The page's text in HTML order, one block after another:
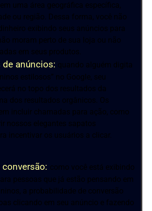
uma área geográfica específica,
ou região. Dessa forma, você não
exibindo seus anúncios para
moram perto de sua loja ou não
em seus produtos.
de anúncios: quando alguém digita
estilosos” no Google, seu
no topo dos resultados da
dos resultados orgânicos. Os
incluir chamadas para ação, como
nossos elegantes sapatos
incentivar os usuários a clicar.
como você está exibindo
pessoas que já estão pensando em
a probabilidade de conversão
clicando em seu anúncio e fazendo